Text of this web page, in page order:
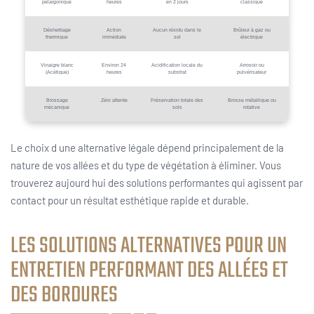
pélargonique
heures
en 2 jours
classique
Désherbage
thermique
Action
immédiate
Aucun résidu dans le
sol
Brûleur à gaz ou
électrique
Vinaigre blanc
(Acétique)
Environ 24
heures
Acidification locale du
substrat
Arrosoir ou
pulvérisateur
Brossage
mécanique
Zéro attente
Préservation totale des
sols
Brosse métallique ou
rotative
Le choix d une alternative légale dépend principalement de la
nature de vos allées et du type de végétation à éliminer. Vous
trouverez aujourd hui des solutions performantes qui agissent par
contact pour un résultat esthétique rapide et durable.
LES SOLUTIONS ALTERNATIVES POUR UN
ENTRETIEN PERFORMANT DES ALLÉES ET
DES BORDURES